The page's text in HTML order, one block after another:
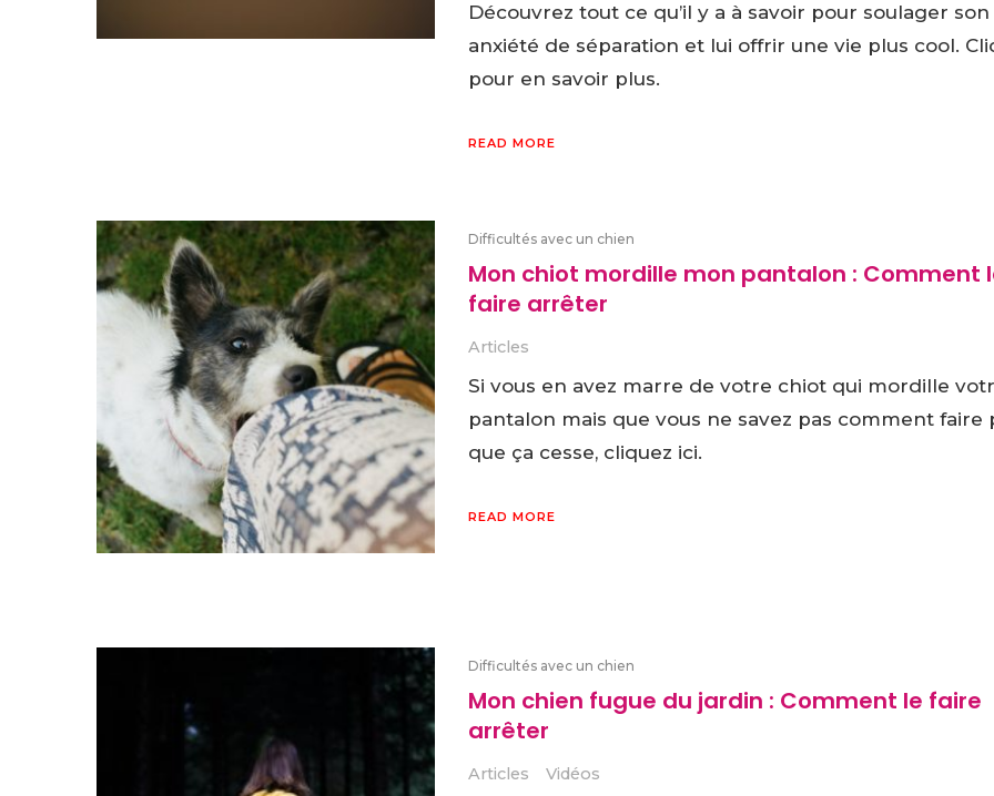
Découvrez tout ce qu’il y a à savoir pour soulager son
anxiété de séparation et lui offrir une vie plus cool.
pour en savoir plus.
READ MORE
Difficultés avec un chien
Mon chiot mordille mon pantalon : Comment
faire arrêter
Articles
Si vous en avez marre de votre chiot qui mordille
pantalon mais que vous ne savez pas comment faire
que ça cesse, cliquez ici.
READ MORE
Difficultés avec un chien
Mon chien fugue du jardin : Comment le faire
arrêter
Articles Vidéos